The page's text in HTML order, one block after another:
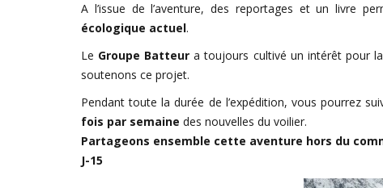
A l’issue de l’aventure, des reportages et un livre
écologique actuel.
Le Groupe Batteur a toujours cultivé un intérêt pour
soutenons ce projet.
Pendant toute la durée de l’expédition, vous pourrez
fois par semaine des nouvelles du voilier.
Partageons ensemble cette aventure hors du
J-15